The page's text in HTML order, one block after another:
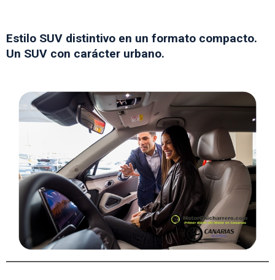
Estilo SUV distintivo en un formato compacto.
Un SUV con carácter urbano.